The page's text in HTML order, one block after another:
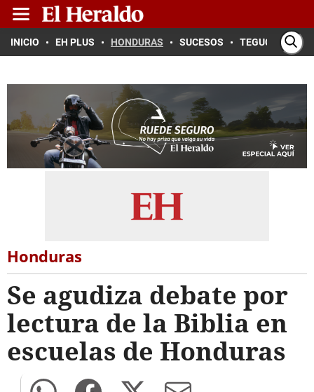
INICIO EH PLUS HONDURAS SUCESOS TEGUCIGALPA
Honduras
Se agudiza debate por
lectura de la Biblia en
escuelas de Honduras